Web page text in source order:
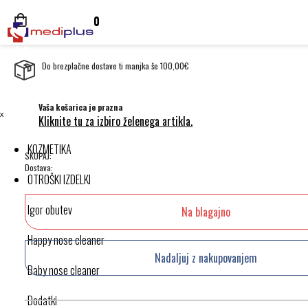
0
Do brezplačne dostave ti manjka še 100,00€
Vaša košarica je prazna
Kliknite tu za izbiro želenega artikla.
SKUPAJ:
Dostava:
Na blagajno
Nadaljuj z nakupovanjem
ˣ
KOZMETIKA
OTROŠKI IZDELKI
Igor obutev
Happy nose cleaner
Baby nose cleaner
Dodatki